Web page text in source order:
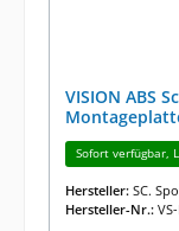
VISION ABS
Sofort verfügbar,
Hersteller: SC.
Hersteller-Nr.: